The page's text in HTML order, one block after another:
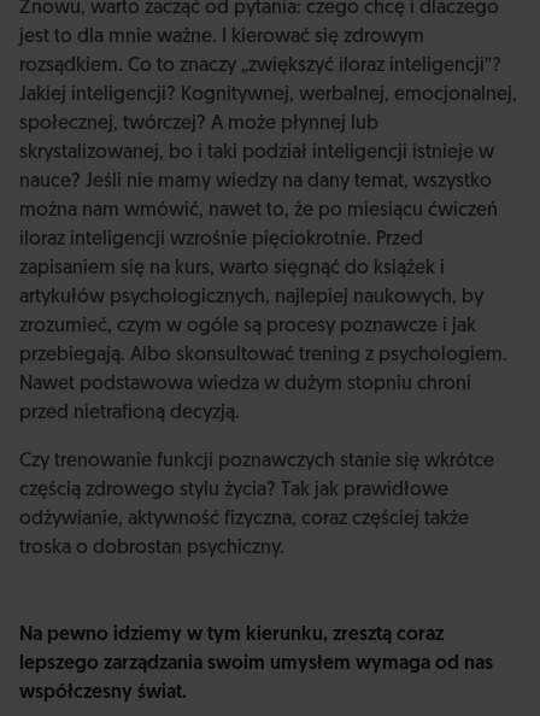
Znowu, warto zacząć od pytania: czego chcę i dlaczego
jest to dla mnie ważne. I kierować się zdrowym
rozsądkiem. Co to znaczy „zwiększyć iloraz inteligencji”?
Jakiej inteligencji? Kognitywnej, werbalnej, emocjonalnej,
społecznej, twórczej? A może płynnej lub
skrystalizowanej, bo i taki podział inteligencji istnieje w
nauce? Jeśli nie mamy wiedzy na dany temat, wszystko
można nam wmówić, nawet to, że po miesiącu ćwiczeń
iloraz inteligencji wzrośnie pięciokrotnie. Przed
zapisaniem się na kurs, warto sięgnąć do książek i
artykułów psychologicznych, najlepiej naukowych, by
zrozumieć, czym w ogóle są procesy poznawcze i jak
przebiegają. Albo skonsultować trening z psychologiem.
Nawet podstawowa wiedza w dużym stopniu chroni
przed nietrafioną decyzją.
Czy trenowanie funkcji poznawczych stanie się wkrótce
częścią zdrowego stylu życia? Tak jak prawidłowe
odżywianie, aktywność fizyczna, coraz częściej także
troska o dobrostan psychiczny.
Na pewno idziemy w tym kierunku, zresztą coraz
lepszego zarządzania swoim umysłem wymaga od nas
współczesny świat.